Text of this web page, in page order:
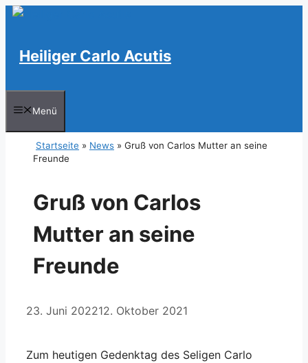
Zum
springen
Heiliger Carlo Acutis
Menü
Startseite » News » Gruß von Carlos Mutter an seine
Freunde
Gruß von Carlos
Mutter an seine
Freunde
23. Juni 202212. Oktober 2021
Zum heutigen Gedenktag des Seligen Carlo